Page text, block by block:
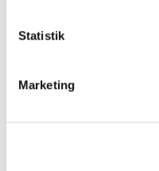
Statistik
Marketing